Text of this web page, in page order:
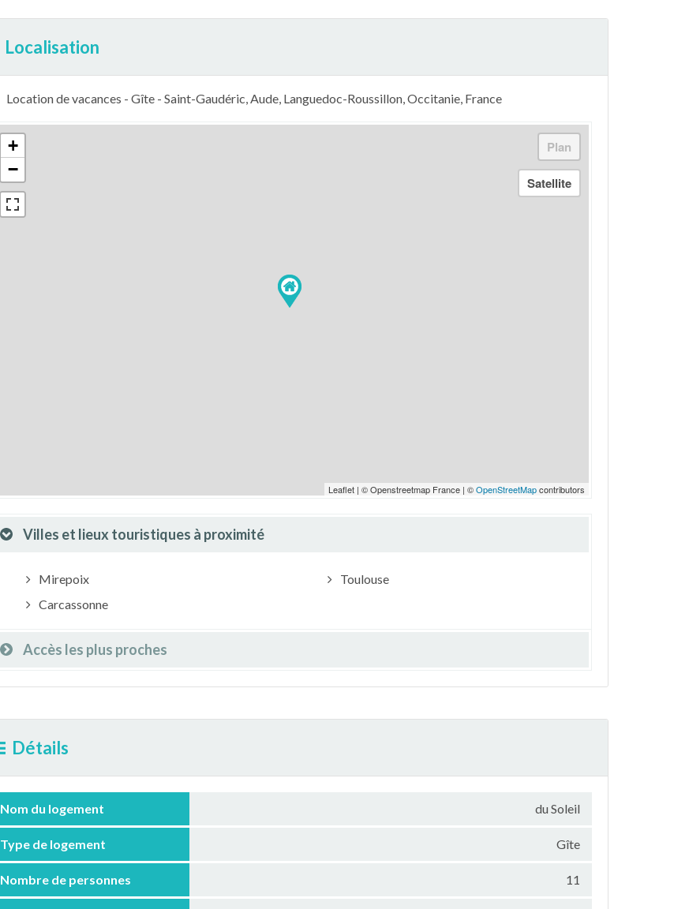
Localisation
Location de vacances - Gîte - Saint-Gaudéric, Aude, Languedoc-Roussillon, Occitanie, France
+
−
Leaflet | © Openstreetmap France | ©OpenStreetMapcontributors
Villes et lieux touristiques à proximité
Mirepoix
Carcassonne
Toulouse
Accès les plus proches
Détails
Nom du logement du Soleil
Type de logement Gîte
Nombre de personnes 11